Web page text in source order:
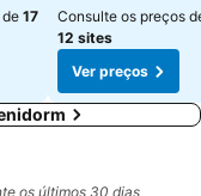
17
Consulte os preços
12 sites
Ver preços
os últimos 30 dias